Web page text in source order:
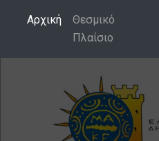
Αρχική
Θεσμικό
Πλαίσιο